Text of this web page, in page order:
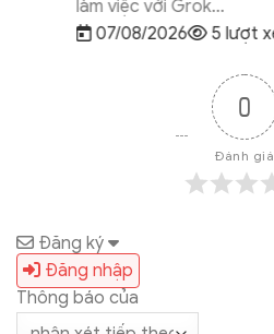
làm việc với Grok...
07/08/2026
5 lượt xem
0
Đánh giá
Đăng ký
Đăng nhập
Thông báo của